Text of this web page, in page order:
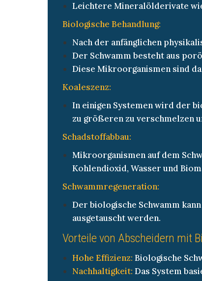
Leichtere Mineralölderivate
Biologische Behandlung:
Nach der anfänglichen
Der Schwamm besteht aus
Diese Mikroorganismen sind
Koaleszenz:
In einigen Systemen wird der
zu größeren zu verschmelzen
Schadstoffabbau:
Mikroorganismen auf dem
Kohlendioxid, Wasser und
Schwammregeneration:
Der biologische Schwamm
ausgetauscht werden.
Vorteile von Abscheidern mit
Hohe Effizienz: Biologische
Nachhaltigkeit: Das System